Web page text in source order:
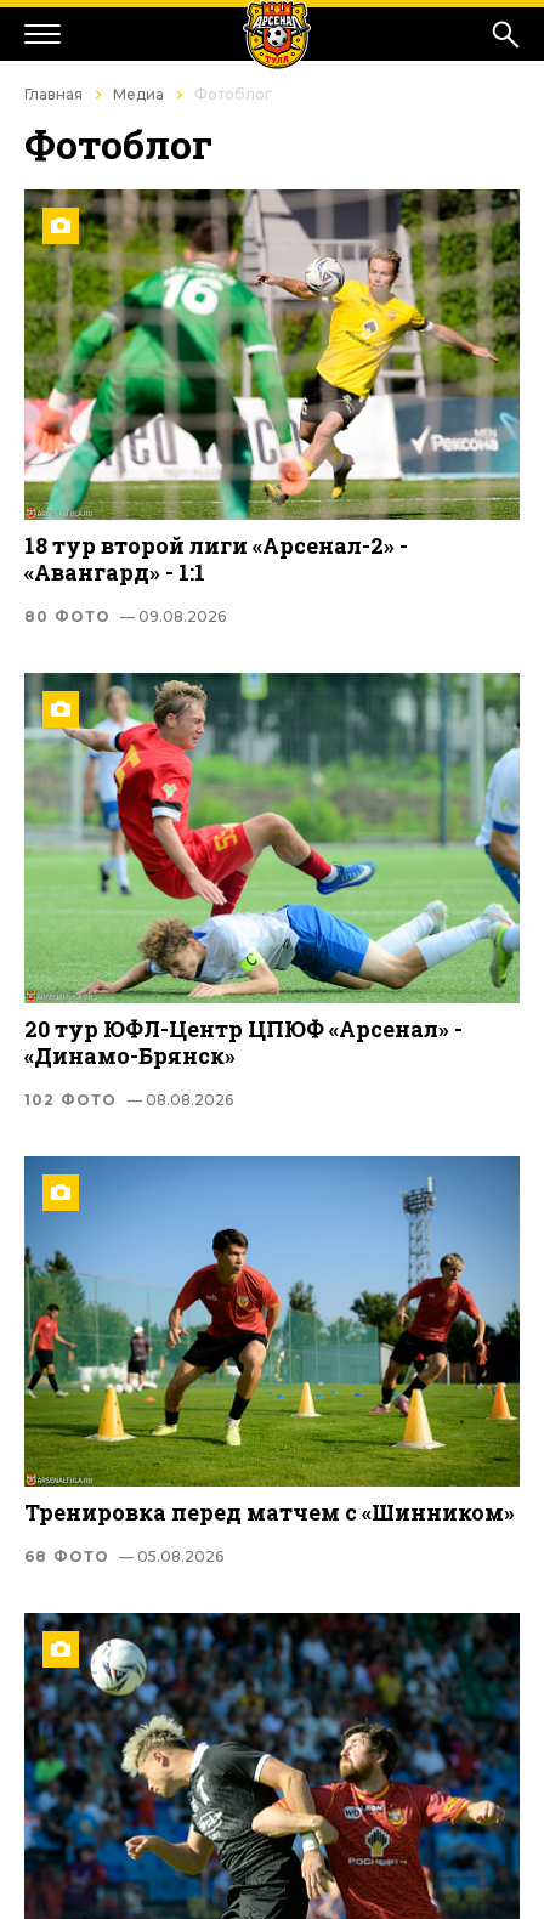
Главная Медиа Фотоблог
Фотоблог
18 тур второй лиги «Арсенал-2» -
«Авангард» - 1:1
80 ФОТО — 09.08.2026
20 тур ЮФЛ-Центр ЦПЮФ «Арсенал» -
«Динамо-Брянск»
102 ФОТО — 08.08.2026
Тренировка перед матчем с «Шинником»
68 ФОТО — 05.08.2026